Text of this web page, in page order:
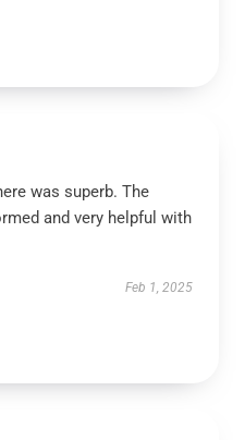
was superb. The
and very helpful with
Feb 1, 2025